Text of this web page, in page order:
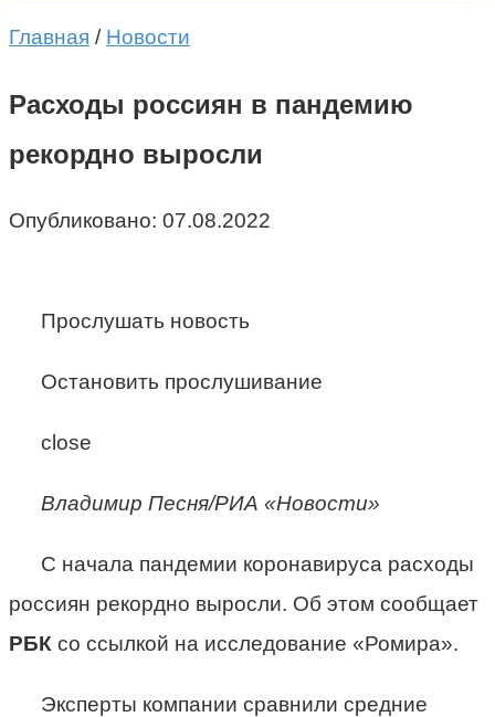
Главная / Новости
Расходы россиян в пандемию
рекордно выросли
Опубликовано: 07.08.2022
Прослушать новость
Остановить прослушивание
close
Владимир Песня/РИА «Новости»
С начала пандемии коронавируса расходы
россиян рекордно выросли. Об этом сообщает
РБК со ссылкой на исследование «Ромира».
Эксперты компании сравнили средние